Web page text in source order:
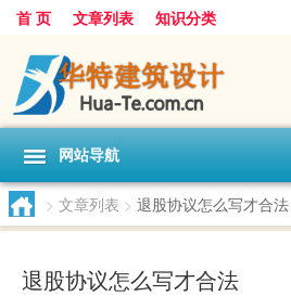
首 页 文章列表 知识分类
网站导航
> 文章列表 > 退股协议怎么写才合法
退股协议怎么写才合法